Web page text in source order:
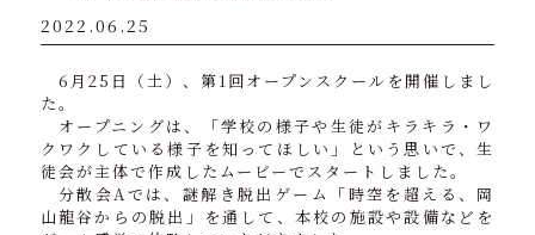
2022.06.25
6月25日（土）、第1回オープンスクールを開催しまし
た。
オープニングは、「学校の様子や生徒がキラキラ・ワ
クワクしている様子を知ってほしい」という思いで、生
徒会が主体で作成したムービーでスタートしました。
分散会Aでは、謎解き脱出ゲーム「時空を超える、岡
山龍谷からの脱出」を通して、本校の施設や設備などを